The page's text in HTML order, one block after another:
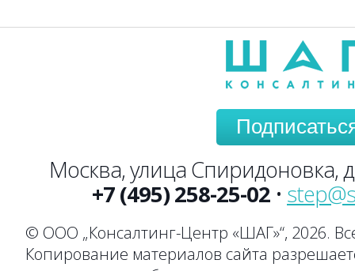
Москва, улица Спиридоновка,
+7 (495) 258-25-02 •
© ООО „Консалтинг-Центр «ШАГ»“, 2026.
Копирование материалов сайта